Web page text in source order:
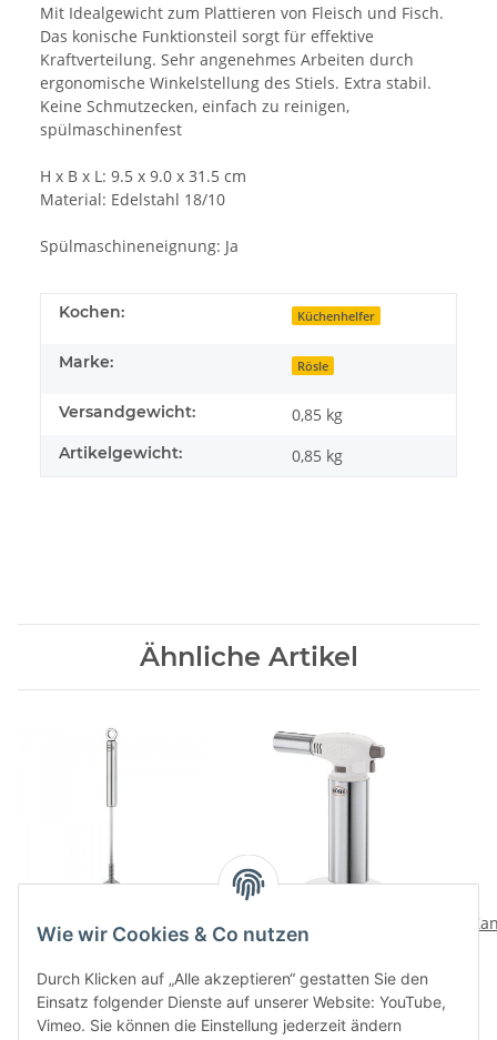
Mit Idealgewicht zum Plattieren von Fleisch und Fisch.
Das konische Funktionsteil sorgt für effektive
Kraftverteilung. Sehr angenehmes Arbeiten durch
ergonomische Winkelstellung des Stiels. Extra stabil.
Keine Schmutzecken, einfach zu reinigen,
spülmaschinenfest
H x B x L: 9.5 x 9.0 x 31.5 cm
Material: Edelstahl 18/10
Spülmaschineneignung: Ja
Kochen: Küchenhelfer
Marke: Rösle
Versandgewicht: 0,85 kg
Artikelgewicht: 0,85 kg
Ähnliche Artikel
Quirlbesen
24,20 CHF*
66,00 CHF
Wie wir Cookies & Co nutzen
Durch Klicken auf „Alle akzeptieren“ gestatten Sie den
Einsatz folgender Dienste auf unserer Website: YouTube,
Vimeo. Sie können die Einstellung jederzeit ändern